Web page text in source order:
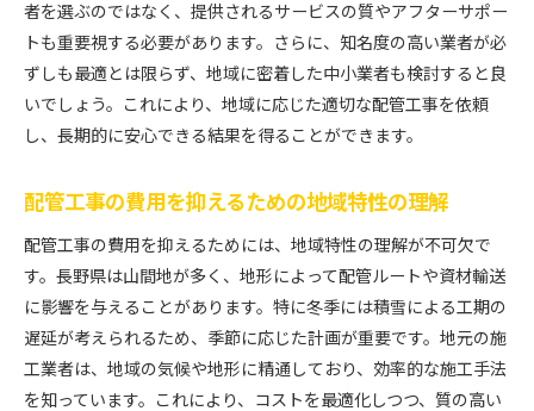
者を選ぶのではなく、提供されるサービスの質やアフターサポー
トも重要視する必要があります。さらに、知名度の高い業者が必
ずしも最適とは限らず、地域に密着した中小業者も検討すると良
いでしょう。これにより、地域に応じた適切な配管工事を依頼
し、長期的に安心できる結果を得ることができます。
配管工事の費用を抑えるための地域特性の理解
配管工事の費用を抑えるためには、地域特性の理解が不可欠で
す。長野県は山間地が多く、地形によって配管ルートや資材輸送
に影響を与えることがあります。特に冬季には積雪による工期の
遅延が考えられるため、季節に応じた計画が重要です。地元の施
工業者は、地域の気候や地形に精通しており、効率的な施工手法
を知っています。これにより、コストを最適化しつつ、質の高い